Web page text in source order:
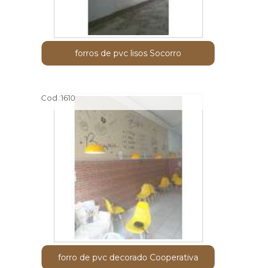
forros de pvc lisos Socorro
Cod.:1610
forro de pvc decorado Cooperativa